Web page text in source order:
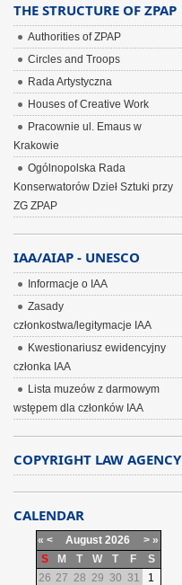
THE STRUCTURE OF ZPAP
Authorities of ZPAP
Circles and Troops
Rada Artystyczna
Houses of Creative Work
Pracownie ul. Emaus w
Krakowie
Ogólnopolska Rada
Konserwatorów Dzieł Sztuki przy
ZG ZPAP
IAA/AIAP - UNESCO
Informacje o IAA
Zasady
członkostwa/legitymacje IAA
Kwestionariusz ewidencyjny
członka IAA
Lista muzeów z darmowym
wstępem dla członków IAA
COPYRIGHT LAW AGENCY
CALENDAR
« < August 2026 > »
S
M T W T F
S
26 27 28 29 30 31
1